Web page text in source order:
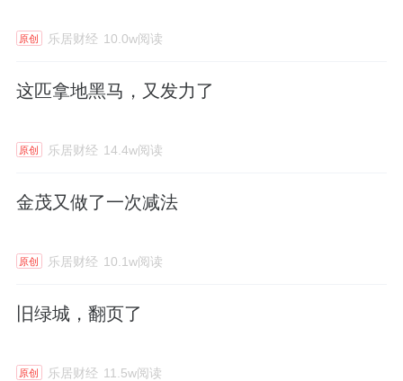
原创 乐居财经 10.0w阅读
这匹拿地黑马，又发力了
原创 乐居财经 14.4w阅读
金茂又做了一次减法
原创 乐居财经 10.1w阅读
旧绿城，翻页了
原创 乐居财经 11.5w阅读